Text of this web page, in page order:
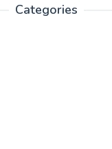
Categories